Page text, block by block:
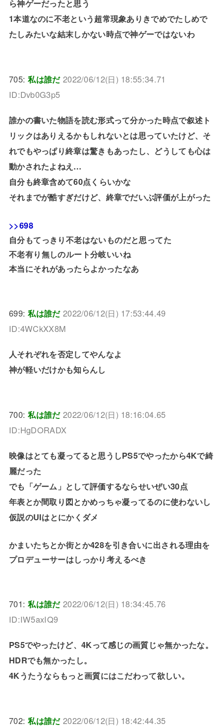
ら神ゲーだったと思う
1本道なのに不老という超常現象ありきでめでたしめで
たしみたいな結末しかない時点で神ゲーではないわ
705:私は誰だ 2022/06/12(日) 18:55:34.71
ID:Dvb0G3p5
誰かの書いた物語を読む形式って分かった時点で叙述ト
リックはありえるかもしれないとは思っていたけど、そ
れでもやっぱり終章は驚きもあったし、どうしても心は
動かされたよねえ…
自分も終章含めて60点くらいかな
それまでが酷すぎだけど、終章でだいぶ評価が上がった
>>698
自分もてっきり不老はないものだと思ってた
不老有り無しのルート分岐いいね
本当にそれがあったらよかったなあ
699:私は誰だ 2022/06/12(日) 17:53:44.49
ID:4WCkXX8M
人それぞれを否定してやんなよ
神が軽いだけかも知らんし
700:私は誰だ 2022/06/12(日) 18:16:04.65
ID:HgDORADX
映像はとても凝ってると思うしPS5でやったから4Kで綺
麗だった
でも「ゲーム」として評価するならせいぜい30点
年表とか間取り図とかめっちゃ凝ってるのに使わないし
仮説のUIはとにかくダメ
かまいたちとか街とか428を引き合いに出される理由を
プロデューサーはしっかり考えるべき
701:私は誰だ 2022/06/12(日) 18:34:45.76
ID:IW5axIQ9
PS5でやったけど、4Kって感じの画質じゃ無かったな。
HDRでも無かったし。
4Kうたうならもっと画質にはこだわって欲しい。
702:私は誰だ 2022/06/12(日) 18:42:44.35